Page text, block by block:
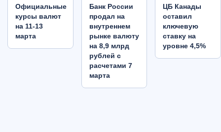
Oфициальные
курсы валют
на 11-13
марта
Банк России
продал на
внутреннем
рынке валюту
на 8,9 млрд
рублей с
расчетами 7
марта
ЦБ Канады
оставил
ключевую
ставку на
уровне 4,5%